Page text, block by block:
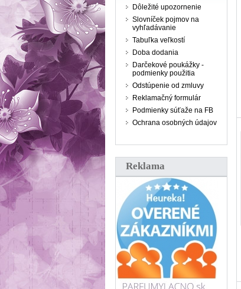
Dôležité upozornenie
Slovníček pojmov na
vyhľadávanie
Tabuľka veľkostí
Doba dodania
Darčekové poukážky -
podmienky použitia
Odstúpenie od zmluvy
Reklamačný formulár
Podmienky súťaže na FB
Ochrana osobných údajov
Reklama